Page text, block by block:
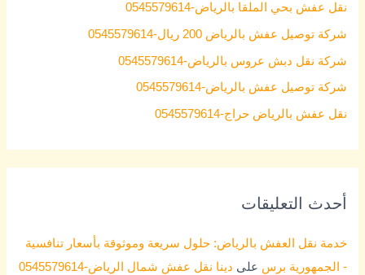
o
r
:
نقل عفش بحي الملقا بالرياض-0545579614
شركة توصيل عفش بالرياض 200 ريال-0545579614
شركة نقل دبش عروس بالرياض-0545579614
شركة توصيل عفش بالرياض-0545579614
نقل عفش بالرياض حراج-0545579614
أحدث التعليقات
خدمة نقل العفش بالرياض: حلول سريعة وموثوقة بأسعار تنافسية
- الجمهورية برس على دينا نقل عفش شمال الرياض-0545579614